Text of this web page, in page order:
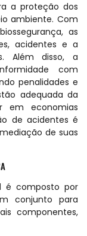
a proteção dos
ambiente. Com
as
acidentes e a
Além disso, a
com
penalidades e
adequada da
em economias
de acidentes é
de suas
é composto por
conjunto para
componentes,